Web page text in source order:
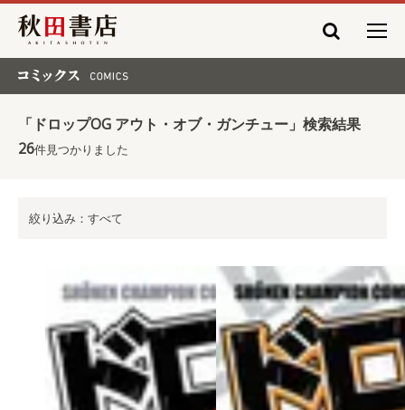
秋田書店
「ドロップOG アウト・オブ・ガンチュー」検索結果
26件見つかりました
絞り込み：すべて